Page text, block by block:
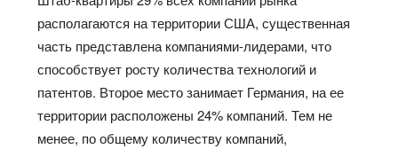
располагаются на территории США, существенная
часть представлена компаниями-лидерами, что
способствует росту количества технологий и
патентов. Второе место занимает Германия, на ее
территории расположены 24% компаний. Тем не
менее, по общему количеству компаний,